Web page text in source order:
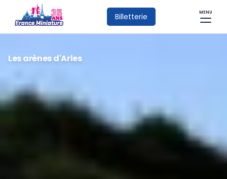
Billetterie MENU
Les arènes d'Arles